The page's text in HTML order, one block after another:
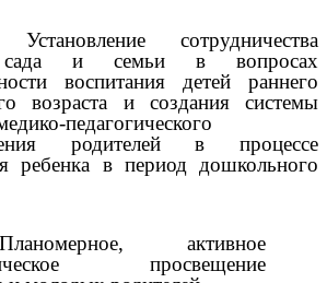
Установление сотрудничества
сада и семьи в вопросах
воспитания детей раннего
возраста и создания системы
педагогического
родителей в процессе
ребенка в период дошкольного
Планомерное, активное
просвещение